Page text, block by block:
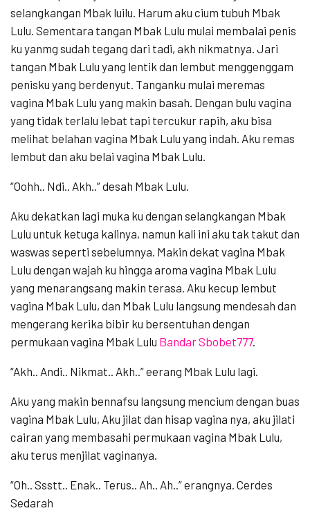
selangkangan Mbak luilu. Harum aku cium tubuh Mbak
Lulu. Sementara tangan Mbak Lulu mulai membalai penis
ku yanmg sudah tegang dari tadi, akh nikmatnya. Jari
tangan Mbak Lulu yang lentik dan lembut menggenggam
penisku yang berdenyut. Tanganku mulai meremas
vagina Mbak Lulu yang makin basah. Dengan bulu vagina
yang tidak terlalu lebat tapi tercukur rapih, aku bisa
melihat belahan vagina Mbak Lulu yang indah. Aku remas
lembut dan aku belai vagina Mbak Lulu.
“Oohh.. Ndi.. Akh..” desah Mbak Lulu.
Aku dekatkan lagi muka ku dengan selangkangan Mbak
Lulu untuk ketuga kalinya, namun kali ini aku tak takut dan
waswas seperti sebelumnya. Makin dekat vagina Mbak
Lulu dengan wajah ku hingga aroma vagina Mbak Lulu
yang menarangsang makin terasa. Aku kecup lembut
vagina Mbak Lulu, dan Mbak Lulu langsung mendesah dan
mengerang kerika bibir ku bersentuhan dengan
permukaan vagina Mbak Lulu Bandar Sbobet777.
“Akh.. Andi.. Nikmat.. Akh..” eerang Mbak Lulu lagi.
Aku yang makin bennafsu langsung mencium dengan buas
vagina Mbak Lulu, Aku jilat dan hisap vagina nya, aku jilati
cairan yang membasahi permukaan vagina Mbak Lulu,
aku terus menjilat vaginanya.
“Oh.. Ssstt.. Enak.. Terus.. Ah.. Ah..” erangnya. Cerdes
Sedarah